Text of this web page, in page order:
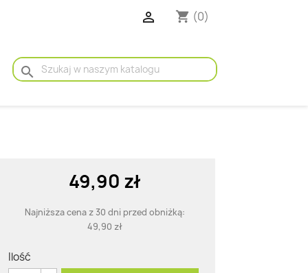
 shopping_cart (0)
search
49,90 zł
Najniższa cena z 30 dni przed obniżką:
49,90 zł
Ilość